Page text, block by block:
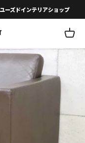
ズドインテリアショップ
カー